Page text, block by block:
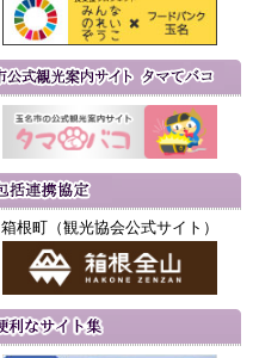
箱根町（観光協会公式サイト）